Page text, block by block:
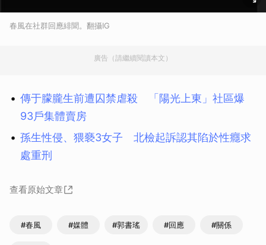
春風在社群回應緋聞。翻攝IG
廣告（請繼續閱讀本文）
傳于朦朧生前遭囚禁虐殺 「陽光上東」社區爆
93戶集體賣房
孫生性侵、猥褻3女子 北檢起訴認其陷於性癮求
處重刑
查看原始文章
#春風 #媒體 #郭書瑤 #回應 #關係